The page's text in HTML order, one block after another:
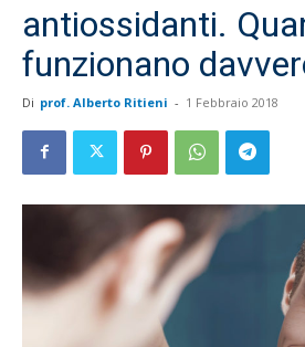
antiossidanti.
funzionano
Di prof. Alberto Ritieni - 1 Febbraio 2018